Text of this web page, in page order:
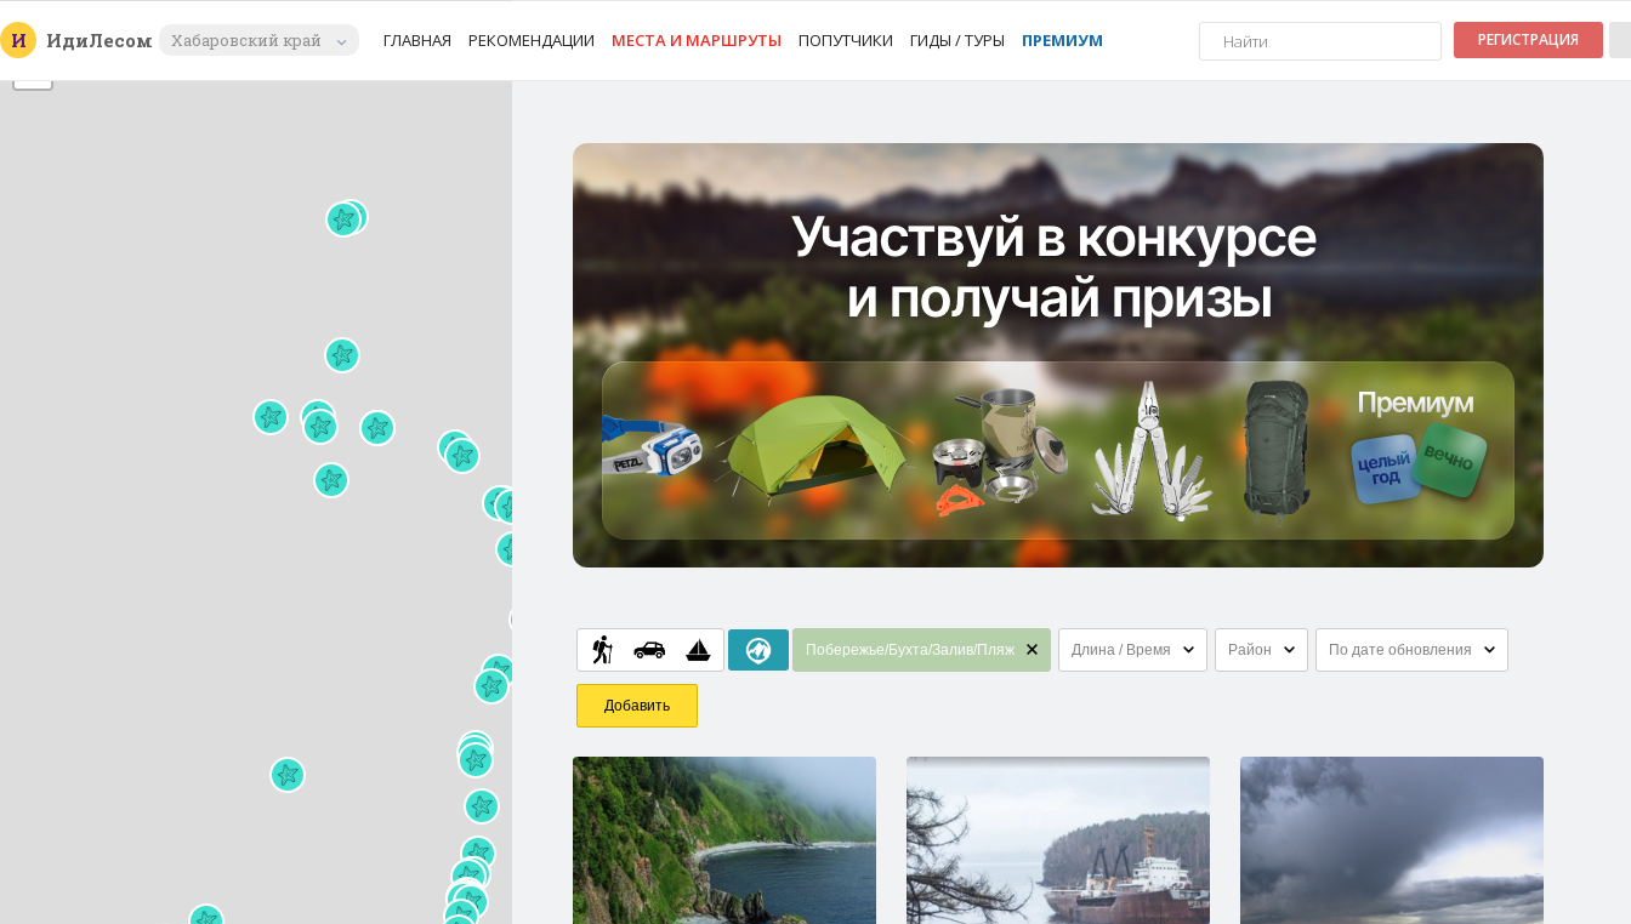
И ИдиЛесом Хабаровский край ГЛАВНАЯ РЕКОМЕНДАЦИИ МЕСТА И МАРШРУТЫ ПОПУТЧИКИ ГИДЫ / ТУРЫ ПРЕМИУМ РЕГИСТРАЦИЯ
+
Побережье/Бухта/Залив/Пляж Длина / Время Район По дате обновления
Добавить